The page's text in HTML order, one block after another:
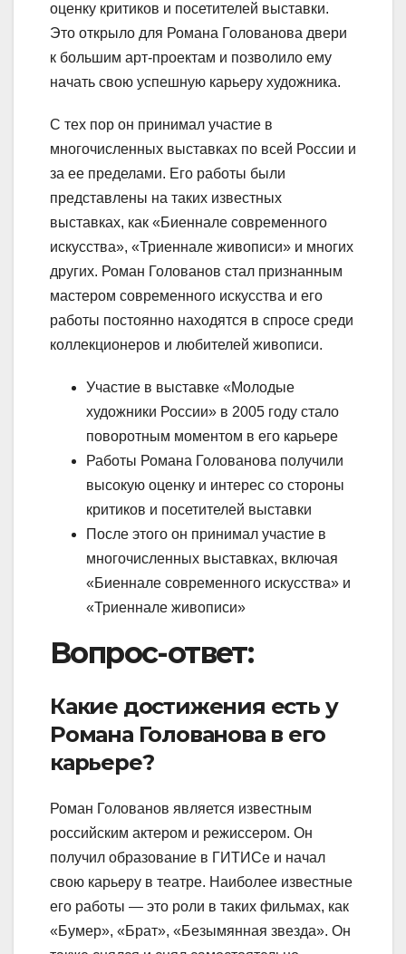
оценку критиков и посетителей выставки.
Это открыло для Романа Голованова двери
к большим арт-проектам и позволило ему
начать свою успешную карьеру художника.
С тех пор он принимал участие в
многочисленных выставках по всей России и
за ее пределами. Его работы были
представлены на таких известных
выставках, как «Биеннале современного
искусства», «Триеннале живописи» и многих
других. Роман Голованов стал признанным
мастером современного искусства и его
работы постоянно находятся в спросе среди
коллекционеров и любителей живописи.
Участие в выставке «Молодые
художники России» в 2005 году стало
поворотным моментом в его карьере
Работы Романа Голованова получили
высокую оценку и интерес со стороны
критиков и посетителей выставки
После этого он принимал участие в
многочисленных выставках, включая
«Биеннале современного искусства» и
«Триеннале живописи»
Вопрос-ответ:
Какие достижения есть у
Романа Голованова в его
карьере?
Роман Голованов является известным
российским актером и режиссером. Он
получил образование в ГИТИСе и начал
свою карьеру в театре. Наиболее известные
его работы — это роли в таких фильмах, как
«Бумер», «Брат», «Безымянная звезда». Он